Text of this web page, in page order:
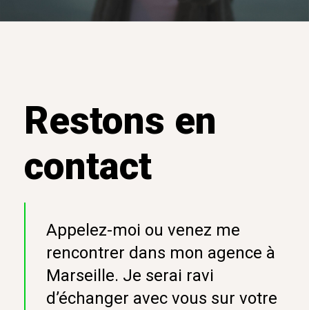
Restons en
contact
Appelez-moi ou venez me
rencontrer dans mon agence à
Marseille. Je serai ravi
d’échanger avec vous sur votre